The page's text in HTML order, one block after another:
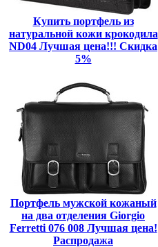
Купить портфель из
натуральной кожи крокодила
ND04 Лучшая цена!!! Скидка
5%
Портфель мужской кожаный
на два отделения Giorgio
Ferretti 076 008 Лучшая цена!
Распродажа